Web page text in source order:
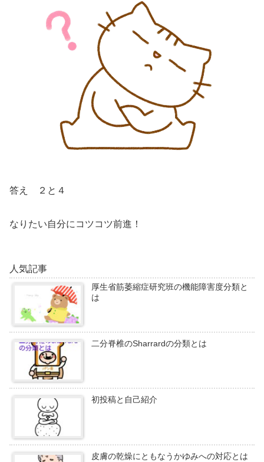
答え ２と４
なりたい自分にコツコツ前進！
人気記事
厚生省筋萎縮症研究班の機能障害度分類と
は
二分脊椎のSharrardの分類とは
初投稿と自己紹介
皮膚の乾燥にともなうかゆみへの対応とは